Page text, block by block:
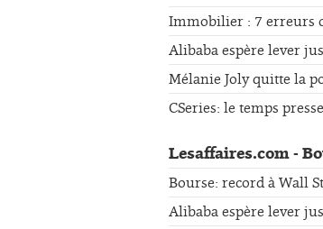
Immobilier : 7 erreurs
Alibaba espère lever
Mélanie Joly quitte la
CSeries: le temps
Lesaffaires.com -
Bourse: record à Wall
Alibaba espère lever